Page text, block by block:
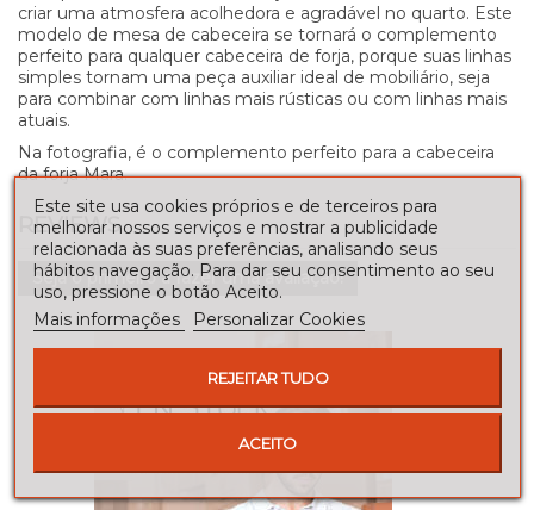
criar uma atmosfera acolhedora e agradável no quarto. Este
modelo de mesa de cabeceira se tornará o complemento
perfeito para qualquer cabeceira de forja, porque suas linhas
simples tornam uma peça auxiliar ideal de mobiliário, seja
para combinar com linhas mais rústicas ou com linhas mais
atuais.
Na fotografia, é o complemento perfeito para a cabeceira
da forja Mara.
REVIEWS
Seja o primeiro a fazer uma avaliação!
Este site usa cookies próprios e de terceiros para
melhorar nossos serviços e mostrar a publicidade
relacionada às suas preferências, analisando seus
hábitos navegação. Para dar seu consentimento ao seu
uso, pressione o botão Aceito.
Mais informações
Personalizar Cookies
REJEITAR TUDO
ACEITO